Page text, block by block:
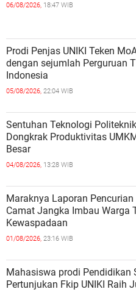
06/08/2026, 18:47 WIB
Prodi Penjas UNIKI Teken
dengan sejumlah Perguruan
Indonesia
05/08/2026, 22:04 WIB
Sentuhan Teknologi
Dongkrak Produktivitas
Besar
04/08/2026, 13:28 WIB
Maraknya Laporan
Camat Jangka Imbau Warga
Kewaspadaan
01/08/2026, 23:16 WIB
Mahasiswa prodi Pendidikan
Pertunjukan Fkip UNIKI Raih